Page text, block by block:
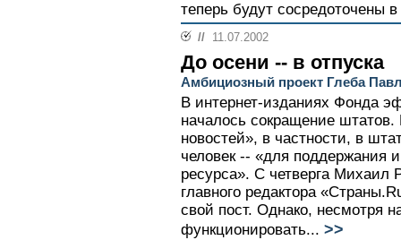
теперь будут сосредоточены
// 11.07.2002
До осени -- в отпуска
Амбициозный проект Глеба
В интернет-изданиях Фонда
началось сокращение
новостей», в частности, в
человек -- «для поддержания
ресурса». С четверга Михаил
главного редактора
свой пост. Однако, несмотря
функционировать... >>